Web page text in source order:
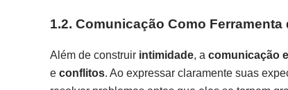
1.2. Comunicação Como Ferramenta
Além de construir intimidade, a comunicação
e conflitos. Ao expressar claramente suas